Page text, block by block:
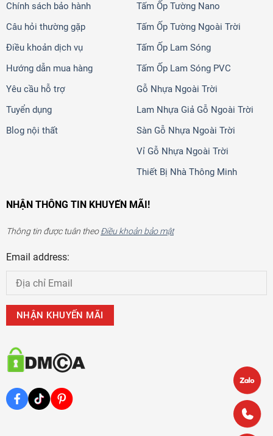
Chính sách bảo hành
Câu hỏi thường gặp
Điều khoản dịch vụ
Hướng dẫn mua hàng
Yêu cầu hỗ trợ
Tuyển dụng
Blog nội thất
Tấm Ốp Tường Nano
Tấm Ốp Tường Ngoài Trời
Tấm Ốp Lam Sóng
Tấm Ốp Lam Sóng PVC
Gỗ Nhựa Ngoài Trời
Lam Nhựa Giả Gỗ Ngoài Trời
Sàn Gỗ Nhựa Ngoài Trời
Vỉ Gỗ Nhựa Ngoài Trời
Thiết Bị Nhà Thông Minh
NHẬN THÔNG TIN KHUYẾN MÃI!
Thông tin được tuân theoĐiều khoản bảo mật
Email address: